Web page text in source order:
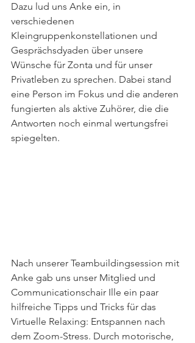
Dazu lud uns Anke ein, in
verschiedenen
Kleingruppenkonstellationen und
Gesprächsdyaden über unsere
Wünsche für Zonta und für unser
Privatleben zu sprechen. Dabei stand
eine Person im Fokus und die anderen
fungierten als aktive Zuhörer, die die
Antworten noch einmal wertungsfrei
spiegelten.
Nach unserer Teambuildingsession mit
Anke gab uns unser Mitglied und
Communicationschair Ille ein paar
hilfreiche Tipps und Tricks für das
Virtuelle Relaxing: Entspannen nach
dem Zoom-Stress. Durch motorische,